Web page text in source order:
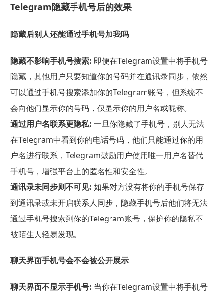
Telegram隐藏手机号后的效果
隐藏后别人还能通过手机号加我吗
隐藏不影响手机号搜索: 即便在Telegram设置中将手机号
隐藏，其他用户只要知道你的号码并在通讯录同步，依然
可以通过手机号搜索添加你的Telegram账号，但系统不
会向他们显示你的号码，仅显示你的用户名或昵称。
通过用户名联系更隐私: 一旦你隐藏了手机号，别人无法
在Telegram中看到你的电话号码，他们只能通过你的用
户名进行联系，Telegram鼓励用户使用唯一用户名替代
手机号，增强平台上的匿名性和安全性。
通讯录未同步则不可见: 如果对方没有将你的手机号保存
到通讯录或未开启联系人同步，隐藏手机号后他们将无法
通过手机号搜索到你的Telegram账号，保护你的隐私不
被陌生人轻易发现。
聊天界面手机号会不会被公开展示
聊天界面不显示手机号: 当你在Telegram设置中将手机号